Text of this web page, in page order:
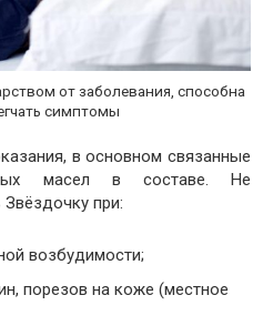
от заболевания, способна
симптомы
в основном связанные
масел в составе. Не
при:
возбудимости;
порезов на коже (местное